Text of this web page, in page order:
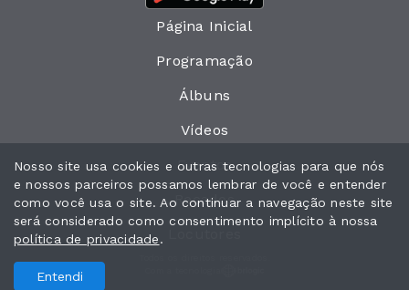
Página Inicial
Programação
Álbuns
Vídeos
Eventos
Recados
Nosso site usa cookies e outras tecnologias para que nós
e nossos parceiros possamos lembrar de você e entender
como você usa o site. Ao continuar a navegação neste site
será considerado como consentimento implícito à nossa
política de privacidade.
Entendi